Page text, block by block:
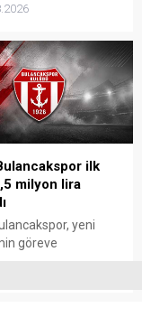
17 Ağustos’ta
gün alarak 24
itibaren
teslim edebilecek.
ilk
milyon lira
yeni
göreve
çalışmaların bir